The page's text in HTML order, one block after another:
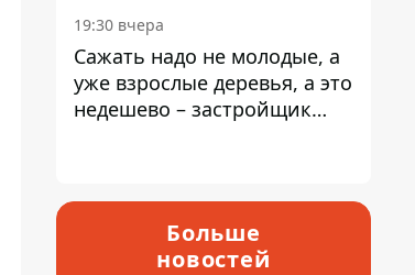
19:30 вчера
Сажать надо не молодые, а
уже взрослые деревья, а это
недешево – застройщик
Больше
новостей